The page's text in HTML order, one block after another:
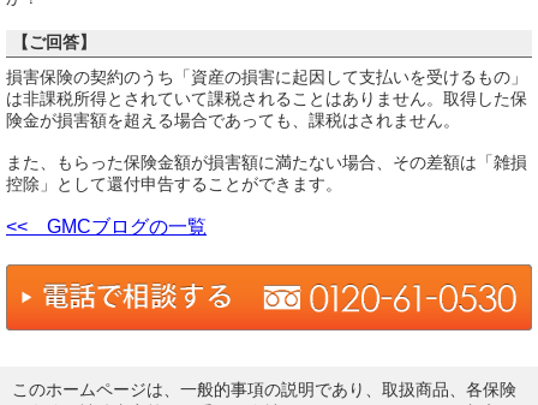
【ご回答】
損害保険の契約のうち「資産の損害に起因して支払いを受けるもの」
は非課税所得とされていて課税されることはありません。取得した保
険金が損害額を超える場合であっても、課税はされません。
また、もらった保険金額が損害額に満たない場合、その差額は「雑損
控除」として還付申告することができます。
<< GMCブログの一覧
このホームページは、一般的事項の説明であり、取扱商品、各保険